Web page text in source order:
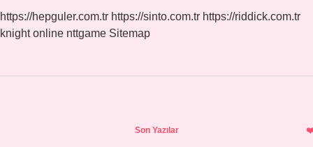
https://hepguler.com.tr https://sinto.com.tr https://riddick.com.tr
knight online nttgame Sitemap
Son Yazılar